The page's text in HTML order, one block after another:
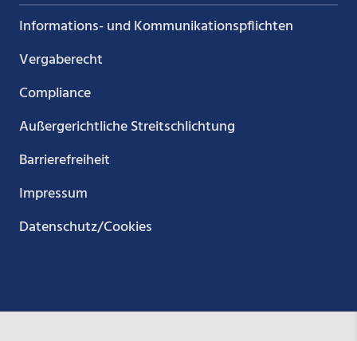
Informations- und Kommunikations­pflichten
Vergaberecht
Compliance
Außergerichtliche Streitschlichtung
Barrierefreiheit
Impressum
Datenschutz/Cookies